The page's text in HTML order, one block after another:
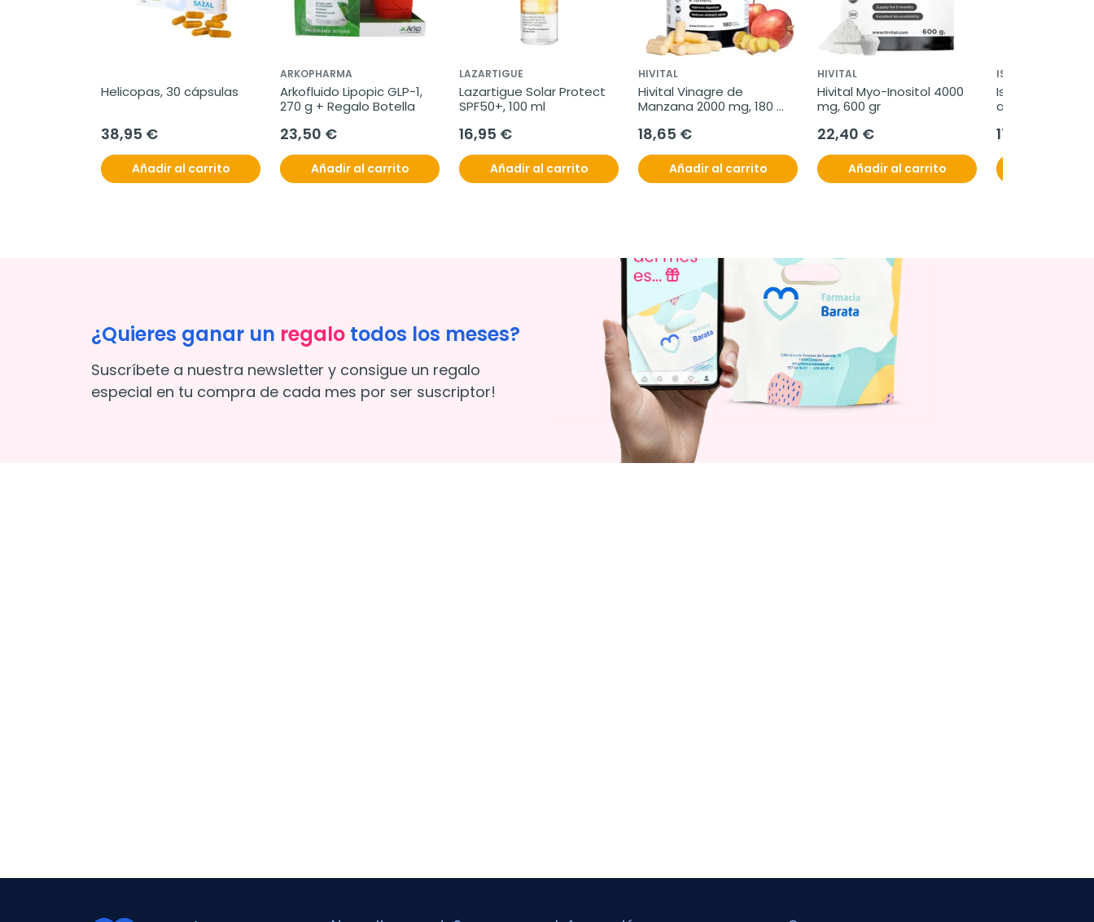
Helicopas, 30 cápsulas
38,95 €
Añadir al carrito
ARKOPHARMA
Arkofluido Lipopic GLP-1,
270 g + Regalo Botella
23,50 €
Añadir al carrito
LAZARTIGUE
Lazartigue Solar Protect
SPF50+, 100 ml
16,95 €
Añadir al carrito
HIVITAL
Hivital Vinagre de
Manzana 2000 mg, 180
18,65 €
Añadir al carrito
HIVITAL
Hivital Myo-Inositol 4000
mg, 600 gr
22,40 €
Añadir al carrito
ISDIN
Isdin
and Hair Spray,
17,50 €
¿Quieres ganar un regalo todos los meses?
Suscríbete a nuestra newsletter y consigue un regalo
especial en tu compra de cada mes por ser suscriptor!